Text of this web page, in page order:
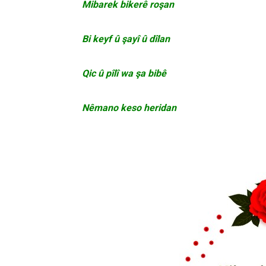
Mibarek bikerê roşan
Bi keyf û şayî û dîlan
Qic û pîlî wa şa bibê
Nêmano keso heridan